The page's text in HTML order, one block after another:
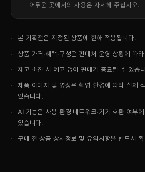
어두운 곳에서의 사용은 자제해 주십시오.
본 기획전은 지정된 상품에 한해 적용됩니다.
상품 가격·혜택·구성은 판매처 운영 상황에 따
재고 소진 시 예고 없이 판매가 종료될 수 있습
제품 이미지 및 영상은 촬영 환경에 따라 실제
있습니다.
AI 기능은 사용 환경·네트워크·기기 호환 여부
있습니다.
구매 전 상품 상세정보 및 유의사항을 반드시